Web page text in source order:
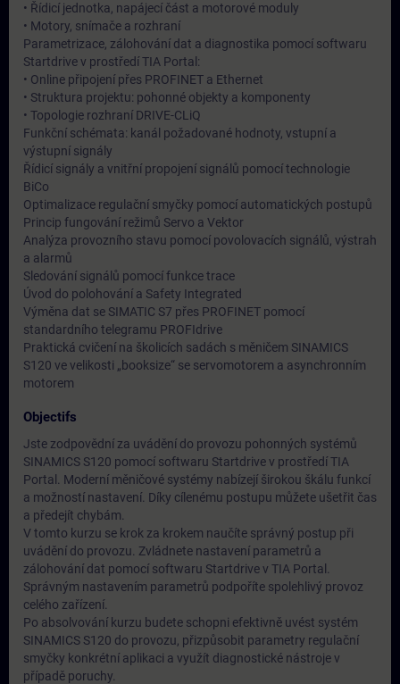
• Řídicí jednotka, napájecí část a motorové moduly
• Motory, snímače a rozhraní
Parametrizace, zálohování dat a diagnostika pomocí softwaru
Startdrive v prostředí TIA Portal:
• Online připojení přes PROFINET a Ethernet
• Struktura projektu: pohonné objekty a komponenty
• Topologie rozhraní DRIVE-CLiQ
Funkční schémata: kanál požadované hodnoty, vstupní a
výstupní signály
Řídicí signály a vnitřní propojení signálů pomocí technologie
BiCo
Optimalizace regulační smyčky pomocí automatických postupů
Princip fungování režimů Servo a Vektor
Analýza provozního stavu pomocí povolovacích signálů, výstrah
a alarmů
Sledování signálů pomocí funkce trace
Úvod do polohování a Safety Integrated
Výměna dat se SIMATIC S7 přes PROFINET pomocí
standardního telegramu PROFIdrive
Praktická cvičení na školicích sadách s měničem SINAMICS
S120 ve velikosti „booksize“ se servomotorem a asynchronním
motorem
Objectifs
Jste zodpovědní za uvádění do provozu pohonných systémů
SINAMICS S120 pomocí softwaru Startdrive v prostředí TIA
Portal. Moderní měničové systémy nabízejí širokou škálu funkcí
a možností nastavení. Díky cílenému postupu můžete ušetřit čas
a předejít chybám.
V tomto kurzu se krok za krokem naučíte správný postup při
uvádění do provozu. Zvládnete nastavení parametrů a
zálohování dat pomocí softwaru Startdrive v TIA Portal.
Správným nastavením parametrů podpoříte spolehlivý provoz
celého zařízení.
Po absolvování kurzu budete schopni efektivně uvést systém
SINAMICS S120 do provozu, přizpůsobit parametry regulační
smyčky konkrétní aplikaci a využít diagnostické nástroje v
případě poruchy.